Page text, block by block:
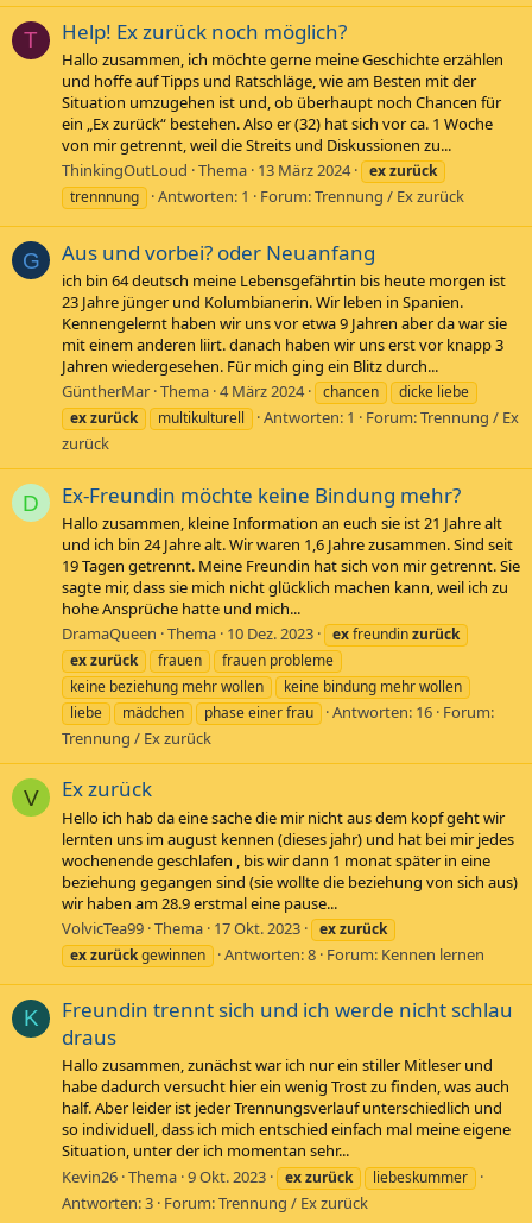
T Help! Ex zurück noch möglich?
Hallo zusammen, ich möchte gerne meine Geschichte erzählen
und hoffe auf Tipps und Ratschläge, wie am Besten mit der
Situation umzugehen ist und, ob überhaupt noch Chancen für
ein „Ex zurück“ bestehen. Also er (32) hat sich vor ca. 1 Woche
von mir getrennt, weil die Streits und Diskussionen zu...
ThinkingOutLoud Thema 13 März 2024 exzurück
trennnung
Antworten: 1 Forum:Trennung / Ex zurück
G Aus und vorbei? oder Neuanfang
ich bin 64 deutsch meine Lebensgefährtin bis heute morgen ist
23 Jahre jünger und Kolumbianerin. Wir leben in Spanien.
Kennengelernt haben wir uns vor etwa 9 Jahren aber da war sie
mit einem anderen liirt. danach haben wir uns erst vor knapp 3
Jahren wiedergesehen. Für mich ging ein Blitz durch...
GüntherMar Thema 4 März 2024 chancen
dicke liebe
exzurück multikulturell Antworten: 1 Forum:Trennung / Ex
zurück
D Ex-Freundin möchte keine Bindung mehr?
Hallo zusammen, kleine Information an euch sie ist 21 Jahre alt
und ich bin 24 Jahre alt. Wir waren 1,6 Jahre zusammen. Sind seit
19 Tagen getrennt. Meine Freundin hat sich von mir getrennt. Sie
sagte mir, dass sie mich nicht glücklich machen kann, weil ich zu
hohe Ansprüche hatte und mich...
DramaQueen Thema 10 Dez. 2023 exfreundinzurück
exzurück frauen
frauen probleme
keine beziehung mehr wollen
keine bindung mehr wollen
liebe
mädchen phase einer frau Antworten: 16 Forum:
Trennung / Ex zurück
V Ex zurück
Hello ich hab da eine sache die mir nicht aus dem kopf geht wir
lernten uns im august kennen (dieses jahr) und hat bei mir jedes
wochenende geschlafen , bis wir dann 1 monat später in eine
beziehung gegangen sind (sie wollte die beziehung von sich aus)
wir haben am 28.9 erstmal eine pause...
VolvicTea99 Thema 17 Okt. 2023 exzurück
exzurückgewinnen Antworten: 8 Forum: Kennen lernen
K
Freundin trennt sich und ich werde nicht schlau
draus
Hallo zusammen, zunächst war ich nur ein stiller Mitleser und
habe dadurch versucht hier ein wenig Trost zu finden, was auch
half. Aber leider ist jeder Trennungsverlauf unterschiedlich und
so individuell, dass ich mich entschied einfach mal meine eigene
Situation, unter der ich momentan sehr...
Kevin26 Thema 9 Okt. 2023 exzurück liebeskummer
Antworten: 3 Forum:Trennung / Ex zurück